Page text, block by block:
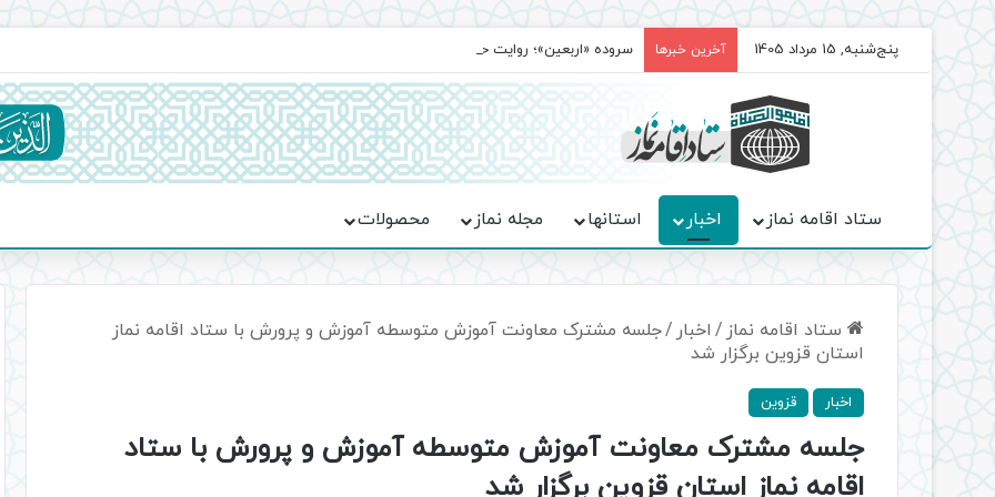
پنج‌شنبه, 15 مرداد 1405 آخرین خبرها سروده‌ «اربعین»؛ روایت حماسه، استقامت و تمدن‌سازی امت اسلامی
ستاد اقامه نماز اخبار استانها مجله نماز محصولات
ستاد اقامه نماز / اخبار /جلسه مشترک معاونت آموزش متوسطه آموزش و پرورش با ستاد اقامه نماز
استان قزوین برگزار شد
اخبار قزوین
جلسه مشترک معاونت آموزش متوسطه آموزش و پرورش با ستاد
اقامه نماز استان قزوین برگزار شد